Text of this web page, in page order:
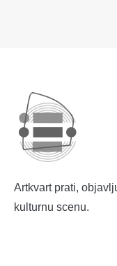
Artkvart prati,
kulturnu scenu.